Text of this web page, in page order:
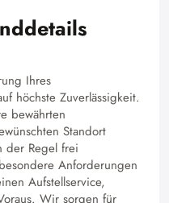
Ihres
höchste Zuverlässigkeit.
bewährten
Standort
der Regel frei
Anforderungen
Aufstellservice,
Wir sorgen für